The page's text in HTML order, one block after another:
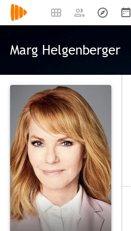
Marg Helgenberger